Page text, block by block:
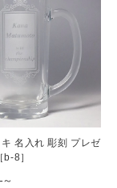
名入れ 彫刻 プレゼ
8］
～